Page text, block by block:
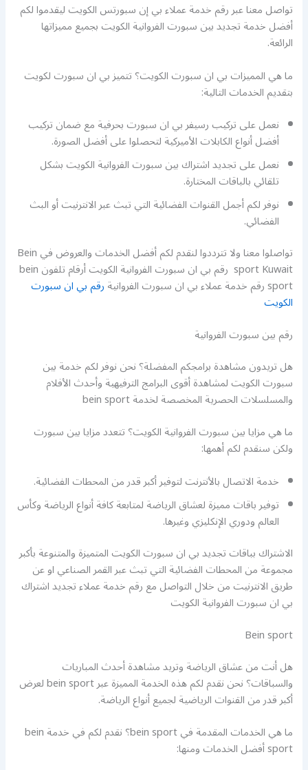
تواصل معنا عبر رقم خدمة عملاء بي إن سبورتس الكويت ليقدموا لكم
أفضل خدمة تجديد بين سبورت الفروانية الكويت بجميع مميزاتها
الرائعة.
ما هي المميزات بي ان سبورت الكويت؟ تتميز بي ان سبورت لكويت
بتقديم الخدمات التالية:
نعمل على تركيب رسيفر بي ان سبورت بحرفية مع ضمان تركيب
أفضل أنواع الكابلات الأميركية لتحصلوا على أفضل الصورة.
نعمل على تجديد اشتراك بين سبورت الفروانية الكويت بشكل
تلقائي بالباقات المختارة.
نوفر لكم أجمل القنوات الفضائية التي تبث عبر الانترنيت أو البث
الفضائي.
تواصلوا معنا ولا تترددوا لنقدم لكم أفضل الخدمات والعروض في Bein
sport Kuwait رقم بي ان سبورت الفروانية الكويت أرقام تلفون bein
sport رقم خدمة عملاء بي ان سبورت الفروانية رقم بي ان سبورت
الكويت
رقم بين سبورت الفروانية
هل تريدون مشاهدة برامجكم المفضلة؟ نحن نوفر لكم خدمة بين
سبورت الكويت لمشاهدة أقوى البرامج الترفيهية وأحدث الأفلام
والمسلسلات الحصرية المخصصة لخدمة bein sport
ما هي مزايا بين سبورت الفروانية الكويت؟ تتعدد مزايا بين سبورت
ولكن سنقدم لكم أهمها:
خدمة الاتصال بالأنترنت لتوفير أكبر قدر من المحطات الفضائية.
توفير باقات مميزة لعشاق الرياضة لمتابعة كافة أنواع الرياضة وكأس
العالم ودوري الإنكليزي وغيرها.
الاشتراك بباقات تجديد بي ان سبورت الكويت المتميزة والمتنوعة بأكبر
مجموعة من المحطات الفضائية التي تبث عبر القمر الصناعي او عن
طريق الانترنيت من خلال التواصل مع رقم خدمة عملاء تجديد اشتراك
بي ان سبورت الفروانية الكويت
Bein sport
هل أنت من عشاق الرياضة وتريد مشاهدة أحدث المباريات
والسباقات؟ نحن نقدم لكم هذه الخدمة المميزة عبر bein sport لعرض
أكبر قدر من القنوات الرياضية لجميع أنواع الرياضة.
ما هي الخدمات المقدمة في bein sport؟ نقدم لكم في خدمة bein
sport أفضل الخدمات ومنها: